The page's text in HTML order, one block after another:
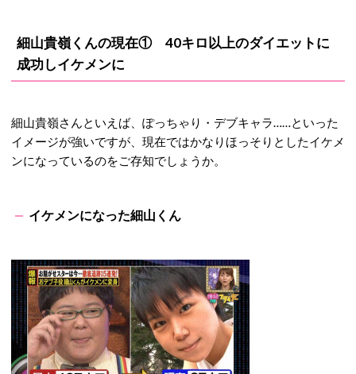
細山貴嶺くんの現在① 40キロ以上のダイエットに
成功しイケメンに
細山貴嶺さんといえば、ぽっちゃり・デブキャラ……といった
イメージが強いですが、現在ではかなりほっそりとしたイケメ
ンになっているのをご存知でしょうか。
イケメンになった細山くん